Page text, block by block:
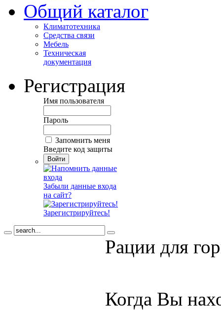
Общий каталог
Климатотехника
Средства связи
Мебель
Техническая
документация
Регистрация
Имя пользователя
Пароль
Запомнить меня
Введите код защиты
Забыли данные входа
на сайт?
Зарегистрируйтесь!
Рации для
Когда Вы